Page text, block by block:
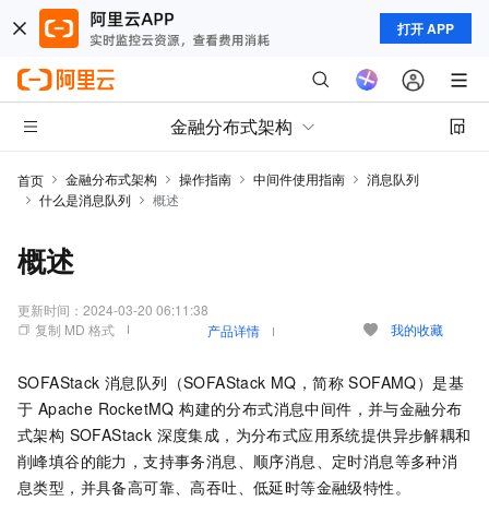
打开 APP
金融分布式架构
首页 金融分布式架构 操作指南 中间件使用指南
消息队列
什么是消息队列
概述
概述
更新时间： 2024-03-20 06:11:38
复制 MD 格式
产品详情 我的收藏
SOFAStack 消息队列（SOFAStack MQ，简称 SOFAMQ）是基
于 Apache RocketMQ 构建的分布式消息中间件，并与金融分布
式架构 SOFAStack 深度集成，为分布式应用系统提供异步解耦和
削峰填谷的能力，支持事务消息、顺序消息、定时消息等多种消
息类型，并具备高可靠、高吞吐、低延时等金融级特性。